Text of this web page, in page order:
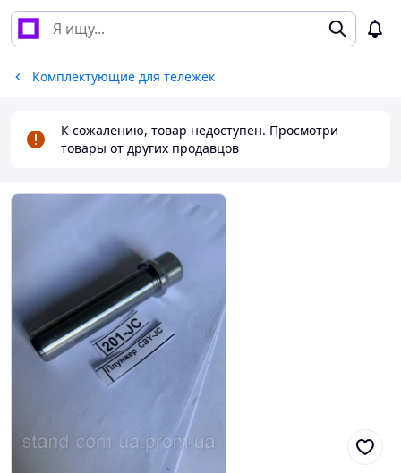
Комплектующие для тележек
К сожалению, товар недоступен. Просмотри
товары от других продавцов